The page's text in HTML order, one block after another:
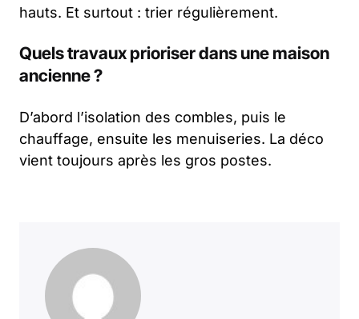
hauts. Et surtout : trier régulièrement.
Quels travaux prioriser dans une maison
ancienne ?
D’abord l’isolation des combles, puis le
chauffage, ensuite les menuiseries. La déco
vient toujours après les gros postes.